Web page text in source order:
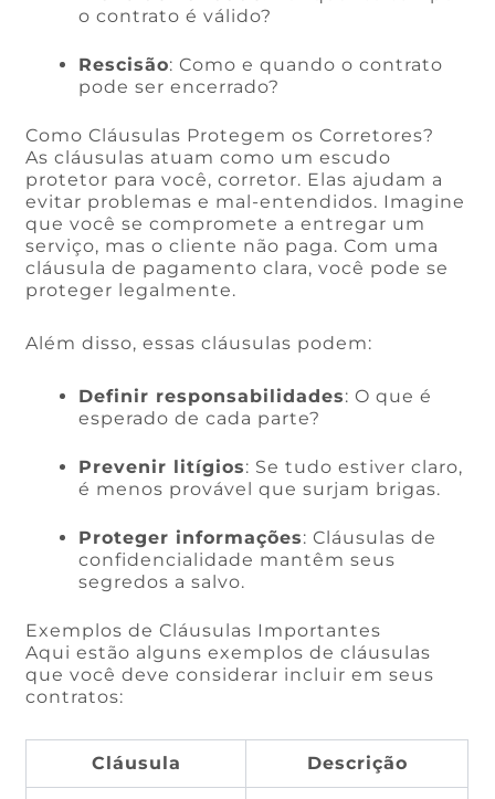
o contrato é válido?
Rescisão: Como e quando o contrato
pode ser encerrado?
Como Cláusulas Protegem os Corretores?
As cláusulas atuam como um escudo
protetor para você, corretor. Elas ajudam a
evitar problemas e mal-entendidos. Imagine
que você se compromete a entregar um
serviço, mas o cliente não paga. Com uma
cláusula de pagamento clara, você pode se
proteger legalmente.
Além disso, essas cláusulas podem:
Definir responsabilidades: O que é
esperado de cada parte?
Prevenir litígios: Se tudo estiver claro,
é menos provável que surjam brigas.
Proteger informações: Cláusulas de
confidencialidade mantêm seus
segredos a salvo.
Exemplos de Cláusulas Importantes
Aqui estão alguns exemplos de cláusulas
que você deve considerar incluir em seus
contratos:
Cláusula Descrição